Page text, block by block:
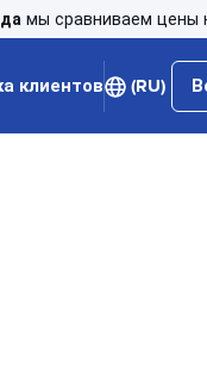
мы сравниваем цены
клиентов (RU)